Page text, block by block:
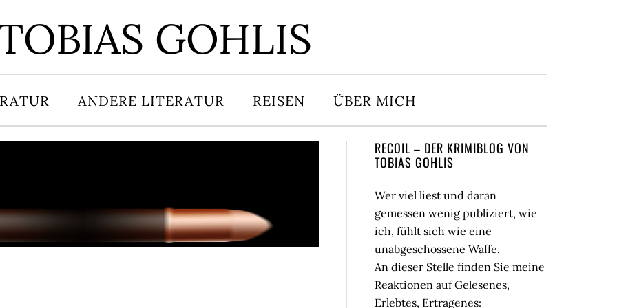
GOHLIS
ANDERE LITERATUR REISEN ÜBER MICH
Seitenspalte
RECOIL – DER KRIMIBLOG VON
TOBIAS GOHLIS
Wer viel liest und daran
gemessen wenig publiziert, wie
ich, fühlt sich wie eine
unabgeschossene Waffe.
An dieser Stelle finden Sie meine
Reaktionen auf Gelesenes,
Erlebtes, Ertragenes: